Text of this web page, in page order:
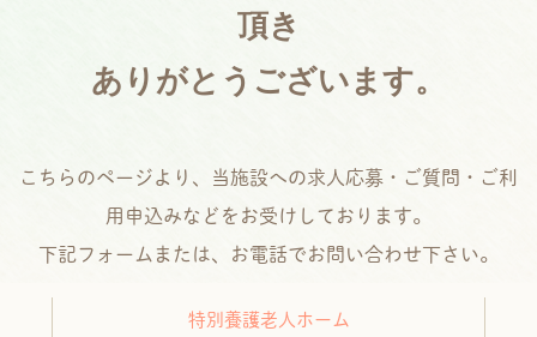
頂き
ありがとうございます。
こちらのページより、当施設への求人応募・ご質問・ご利
用申込みなどをお受けしております。
下記フォームまたは、お電話でお問い合わせ下さい。
特別養護老人ホーム